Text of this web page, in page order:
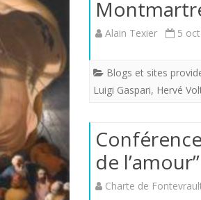
Alain Texier 5
Blogs et sites
Luigi Gaspari, Hervé
de
Charte de